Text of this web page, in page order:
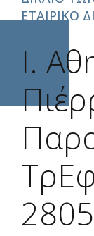
ΕΤΑΙΡΙΚΌ
Ι.